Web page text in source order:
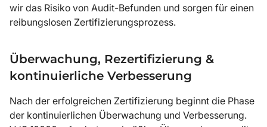
wir das Risiko von Audit-Befunden und sorgen für einen
reibungslosen Zertifizierungsprozess.
Überwachung, Rezertifizierung &
kontinuierliche Verbesserung
Nach der erfolgreichen Zertifizierung beginnt die Phase
der kontinuierlichen Überwachung und Verbesserung.